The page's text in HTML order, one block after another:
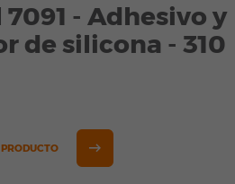
- Adhesivo y
de silicona - 310